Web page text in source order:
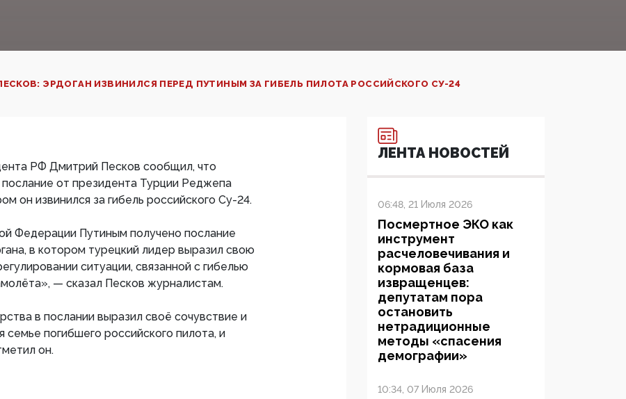
ЭРДОГАН ИЗВИНИЛСЯ ПЕРЕД ПУТИНЫМ ЗА ГИБЕЛЬ ПИЛОТА РОССИЙСКОГО СУ-24
РФ Дмитрий Песков сообщил, что
от президента Турции Реджепа
он извинился за гибель российского Су-24.
Федерации Путиным получено послание
в котором турецкий лидер выразил свою
ситуации, связанной с гибелью
— сказал Песков журналистам.
в послании выразил своё сочувствие и
семье погибшего российского пилота, и
он.
ЛЕНТА НОВОСТЕЙ
06:48, 21 Июля 2026
Посмертное ЭКО как
инструмент
расчеловечивания и
кормовая база
извращенцев:
депутатам пора
остановить
нетрадиционные
методы «спасения
демографии»
10:34, 07 Июля 2026